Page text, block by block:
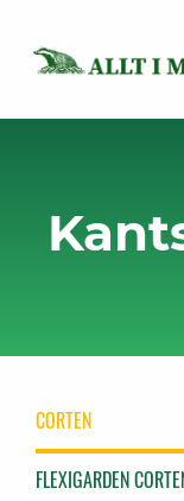
CORTEN
FLEXIGARDEN